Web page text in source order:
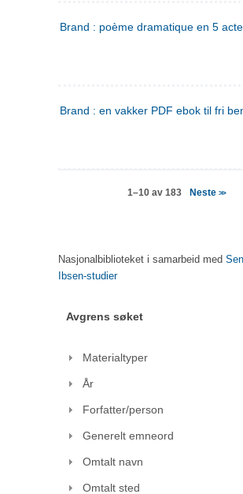
Brand : poème dramatique en 5
Brand : en vakker PDF ebok til fri
1–10 av 183 Neste >>
Nasjonalbiblioteket i samarbeid med
Ibsen-studier
Avgrens søket
Materialtyper
År
Forfatter/person
Generelt emneord
Omtalt navn
Omtalt sted